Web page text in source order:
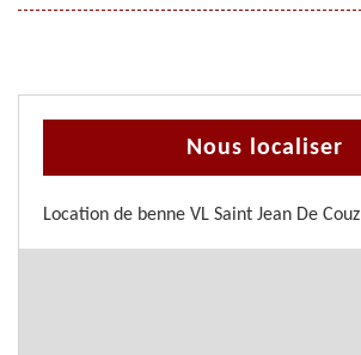
Nous localiser
Location de benne VL Saint Jean De Couz